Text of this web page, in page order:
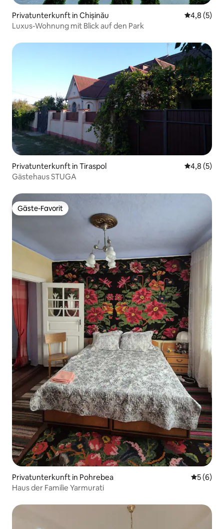
Privatunterkunft in Chișinău
4,8 (5)
Luxus-Wohnung mit Blick auf den Park
Privatunterkunft in Tiraspol
4,8 (5)
Gästehaus STUGA
Gäste-Favorit
Gäste-Favorit
Privatunterkunft in Pohrebea
5 (6)
Haus der Familie Yarmurati